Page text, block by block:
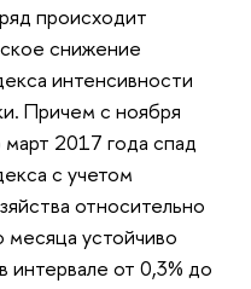
происходит
снижение
интенсивности
Причем с ноября
2017 года спад
с учетом
относительно
устойчиво
интервале от 0,3% до